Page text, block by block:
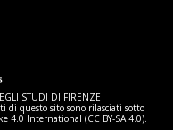
STUDI DI FIRENZE
di questo sito sono rilasciati sotto
4.0 International (CC BY-SA 4.0).